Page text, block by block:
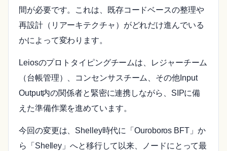
間が必要です。これは、既存コードベースの整理や
再設計（リアーキテクチャ）がどれだけ進んでいる
かによって変わります。
Leiosのプロトタイピングチームは、レジャーチーム
（台帳管理）、コンセンサスチーム、その他Input
Output内の関係者と緊密に連携しながら、SIPに備
えた準備作業を進めています。
今回の変更は、Shelley時代に「Ouroboros BFT」か
ら「Shelley」へと移行して以来、ノードにとって最